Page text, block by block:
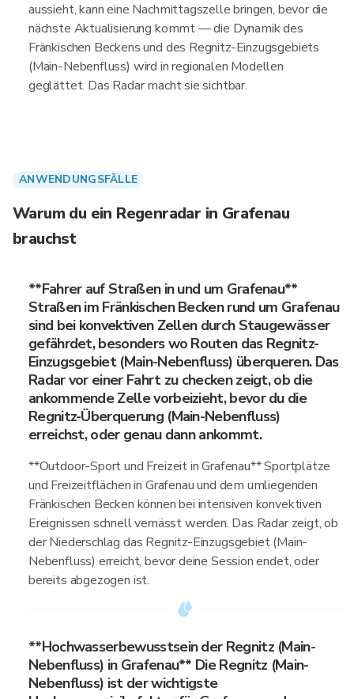
aussieht, kann eine Nachmittagszelle bringen, bevor die
nächste Aktualisierung kommt — die Dynamik des
Fränkischen Beckens und des Regnitz-Einzugsgebiets
(Main-Nebenfluss) wird in regionalen Modellen
geglättet. Das Radar macht sie sichtbar.
ANWENDUNGSFÄLLE
Warum du ein Regenradar in Grafenau
brauchst
**Fahrer auf Straßen in und um Grafenau**
Straßen im Fränkischen Becken rund um Grafenau
sind bei konvektiven Zellen durch Staugewässer
gefährdet, besonders wo Routen das Regnitz-
Einzugsgebiet (Main-Nebenfluss) überqueren. Das
Radar vor einer Fahrt zu checken zeigt, ob die
ankommende Zelle vorbeizieht, bevor du die
Regnitz-Überquerung (Main-Nebenfluss)
erreichst, oder genau dann ankommt.
**Outdoor-Sport und Freizeit in Grafenau** Sportplätze
und Freizeitflächen in Grafenau und dem umliegenden
Fränkischen Becken können bei intensiven konvektiven
Ereignissen schnell vernässt werden. Das Radar zeigt, ob
der Niederschlag das Regnitz-Einzugsgebiet (Main-
Nebenfluss) erreicht, bevor deine Session endet, oder
bereits abgezogen ist.
**Hochwasserbewusstsein der Regnitz (Main-
Nebenfluss) in Grafenau** Die Regnitz (Main-
Nebenfluss) ist der wichtigste